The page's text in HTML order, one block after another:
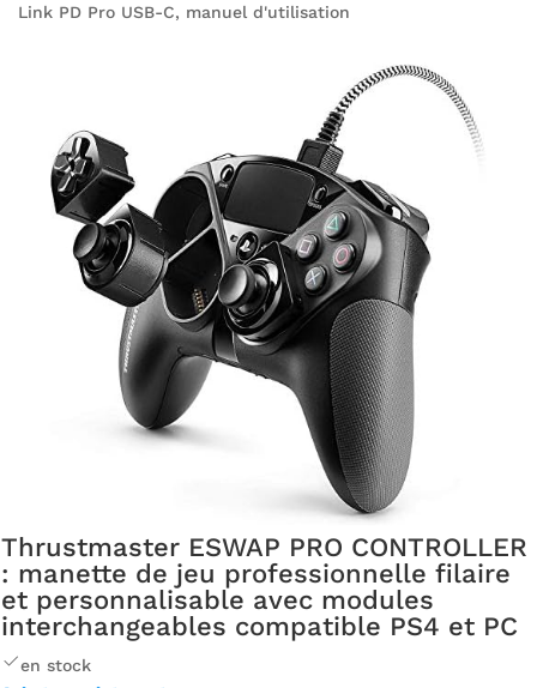
Link PD Pro USB-C, manuel d'utilisation
Thrustmaster ESWAP PRO CONTROLLER
: manette de jeu professionnelle filaire
et personnalisable avec modules
interchangeables compatible PS4 et PC
en stock